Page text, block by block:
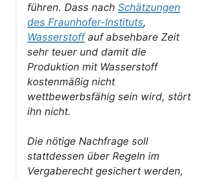
führen. Dass nach Schätzungen
des Fraunhofer-Instituts,
Wasserstoffauf absehbare Zeit
sehr teuer und damit die
Produktion mit Wasserstoff
kostenmäßig nicht
wettbewerbsfähig sein wird, stört
ihn nicht.
Die nötige Nachfrage soll
stattdessen über Regeln im
Vergaberecht gesichert werden,